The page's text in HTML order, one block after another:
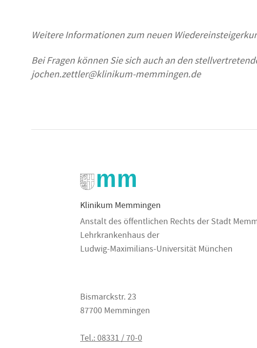
Weitere Informationen zum neuen
Bei Fragen können Sie sich auch an den
jochen.zettler@klinikum-memmingen.de
Klinikum Memmingen
Anstalt des öffentlichen Rechts der Stadt
Lehrkrankenhaus der
Ludwig-Maximilians-Universität München
Bismarckstr. 23
87700 Memmingen
Tel.: 08331 / 70-0